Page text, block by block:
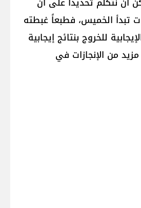
تبدأ الخميس، فطبعاً غبطته
للخروج بنتائج إيجابية
من الإنجازات في